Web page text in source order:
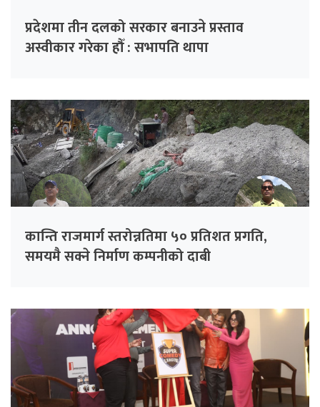
प्रदेशमा तीन दलको सरकार बनाउने प्रस्ताव
अस्वीकार गरेका हौँ : सभापति थापा
कान्ति राजमार्ग स्तरोन्नतिमा ५० प्रतिशत प्रगति,
समयमै सक्ने निर्माण कम्पनीको दाबी